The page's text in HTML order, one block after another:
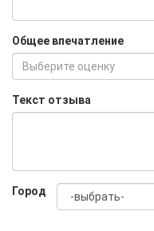
Общее впечатление
Выберите оценку
Текст отзыва
Город